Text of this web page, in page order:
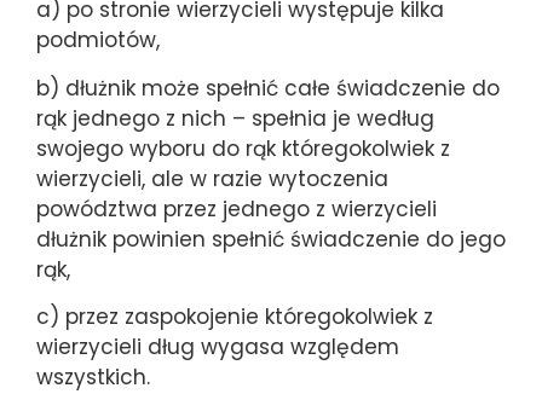
a) po stronie wierzycieli występuje kilka
podmiotów,
b) dłużnik może spełnić całe świadczenie do
rąk jednego z nich – spełnia je według
swojego wyboru do rąk któregokolwiek z
wierzycieli, ale w razie wytoczenia
powództwa przez jednego z wierzycieli
dłużnik powinien spełnić świadczenie do jego
rąk,
c) przez zaspokojenie któregokolwiek z
wierzycieli dług wygasa względem
wszystkich.